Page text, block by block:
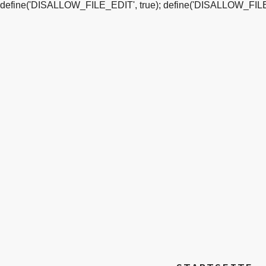
define('DISALLOW_FILE_EDIT', true);